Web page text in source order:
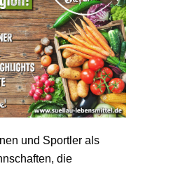
und Sportler als
die